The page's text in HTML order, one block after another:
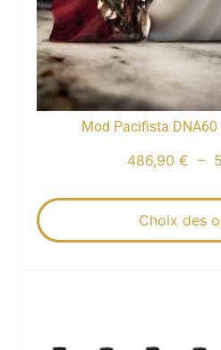
Mod Pacifista
486,90 € –
Choix des